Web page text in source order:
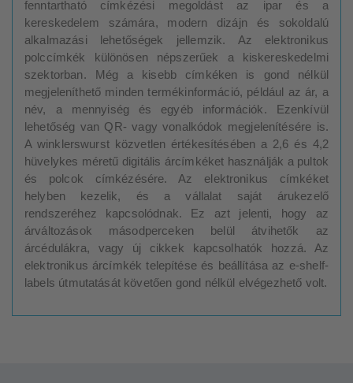
fenntartható címkézési megoldást az ipar és a
kereskedelem számára, modern dizájn és sokoldalú
alkalmazási lehetőségek jellemzik. Az elektronikus
polccímkék különösen népszerűek a kiskereskedelmi
szektorban. Még a kisebb címkéken is gond nélkül
megjeleníthető minden termékinformáció, például az ár, a
név, a mennyiség és egyéb információk. Ezenkívül
lehetőség van QR- vagy vonalkódok megjelenítésére is.
A winklerswurst közvetlen értékesítésében a 2,6 és 4,2
hüvelykes méretű digitális árcímkéket használják a pultok
és polcok címkézésére. Az elektronikus címkéket
helyben kezelik, és a vállalat saját árukezelő
rendszeréhez kapcsolódnak. Ez azt jelenti, hogy az
árváltozások másodperceken belül átvihetők az
árcédulákra, vagy új cikkek kapcsolhatók hozzá. Az
elektronikus árcímkék telepítése és beállítása az e-shelf-
labels útmutatását követően gond nélkül elvégezhető volt.